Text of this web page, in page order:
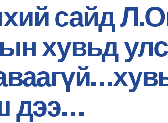
сайд
хувьд
дээ…